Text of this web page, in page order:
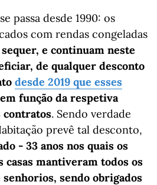
passa desde 1990: os
com rendas congeladas
e continuam neste
de qualquer desconto
desde 2019 que esses
função da respetiva
contratos. Sendo verdade
prevê tal desconto,
- 33 anos nos quais os
mantiveram todos os
sendo obrigados